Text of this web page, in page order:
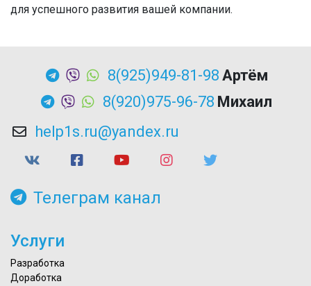
для успешного развития вашей компании.
8(925)949-81-98 Артём
8(920)975-96-78 Михаил
help1s.ru@yandex.ru
Телеграм канал
Услуги
Разработка
Доработка